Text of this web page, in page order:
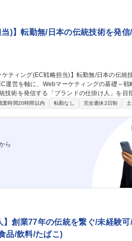
歓迎/年休125日/残業月5時間程度
)】転勤無/日本の伝統技術を発
運営を軸に、Webマーケティングの基礎～戦
技術を発信する「ブランドの仕掛け人」を目
Amazon等）の運営管理 ■売上アップのための
ン
業時間20時間以内 転勤なし 完全週休2日制
ら
】創業77年の伝統を繋ぐ/未経験
品/飲料/たばこ)